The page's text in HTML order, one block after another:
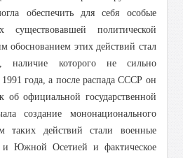
обеспечить для себя особые
политической
обоснованием этих действий стал
наличие которого не сильно
1991 года, а после распада СССР он
об официальной государственной
создание мононационального
таких действий стали военные
и Южной Осетией и фактическое